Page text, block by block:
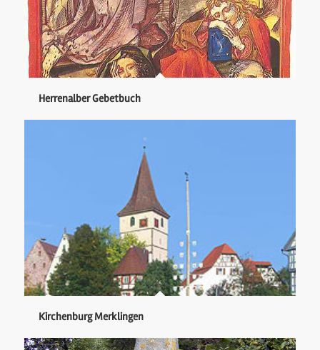
Herrenalber Gebetbuch
Kirchenburg Merklingen